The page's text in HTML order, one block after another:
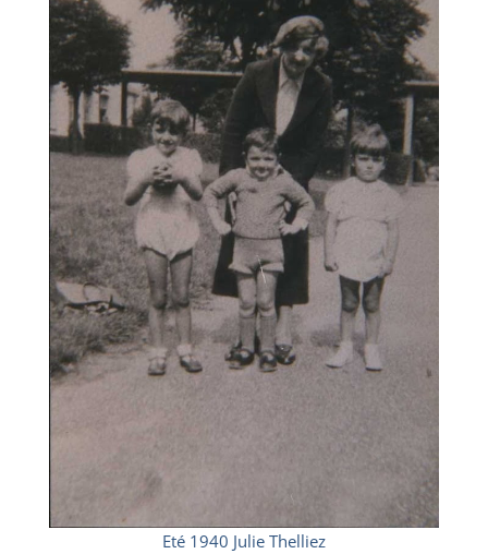
Eté 1940 Julie Thelliez